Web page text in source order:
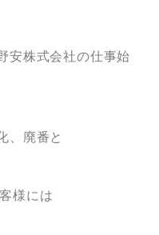
安株式会社の仕事始
、廃番と
様には